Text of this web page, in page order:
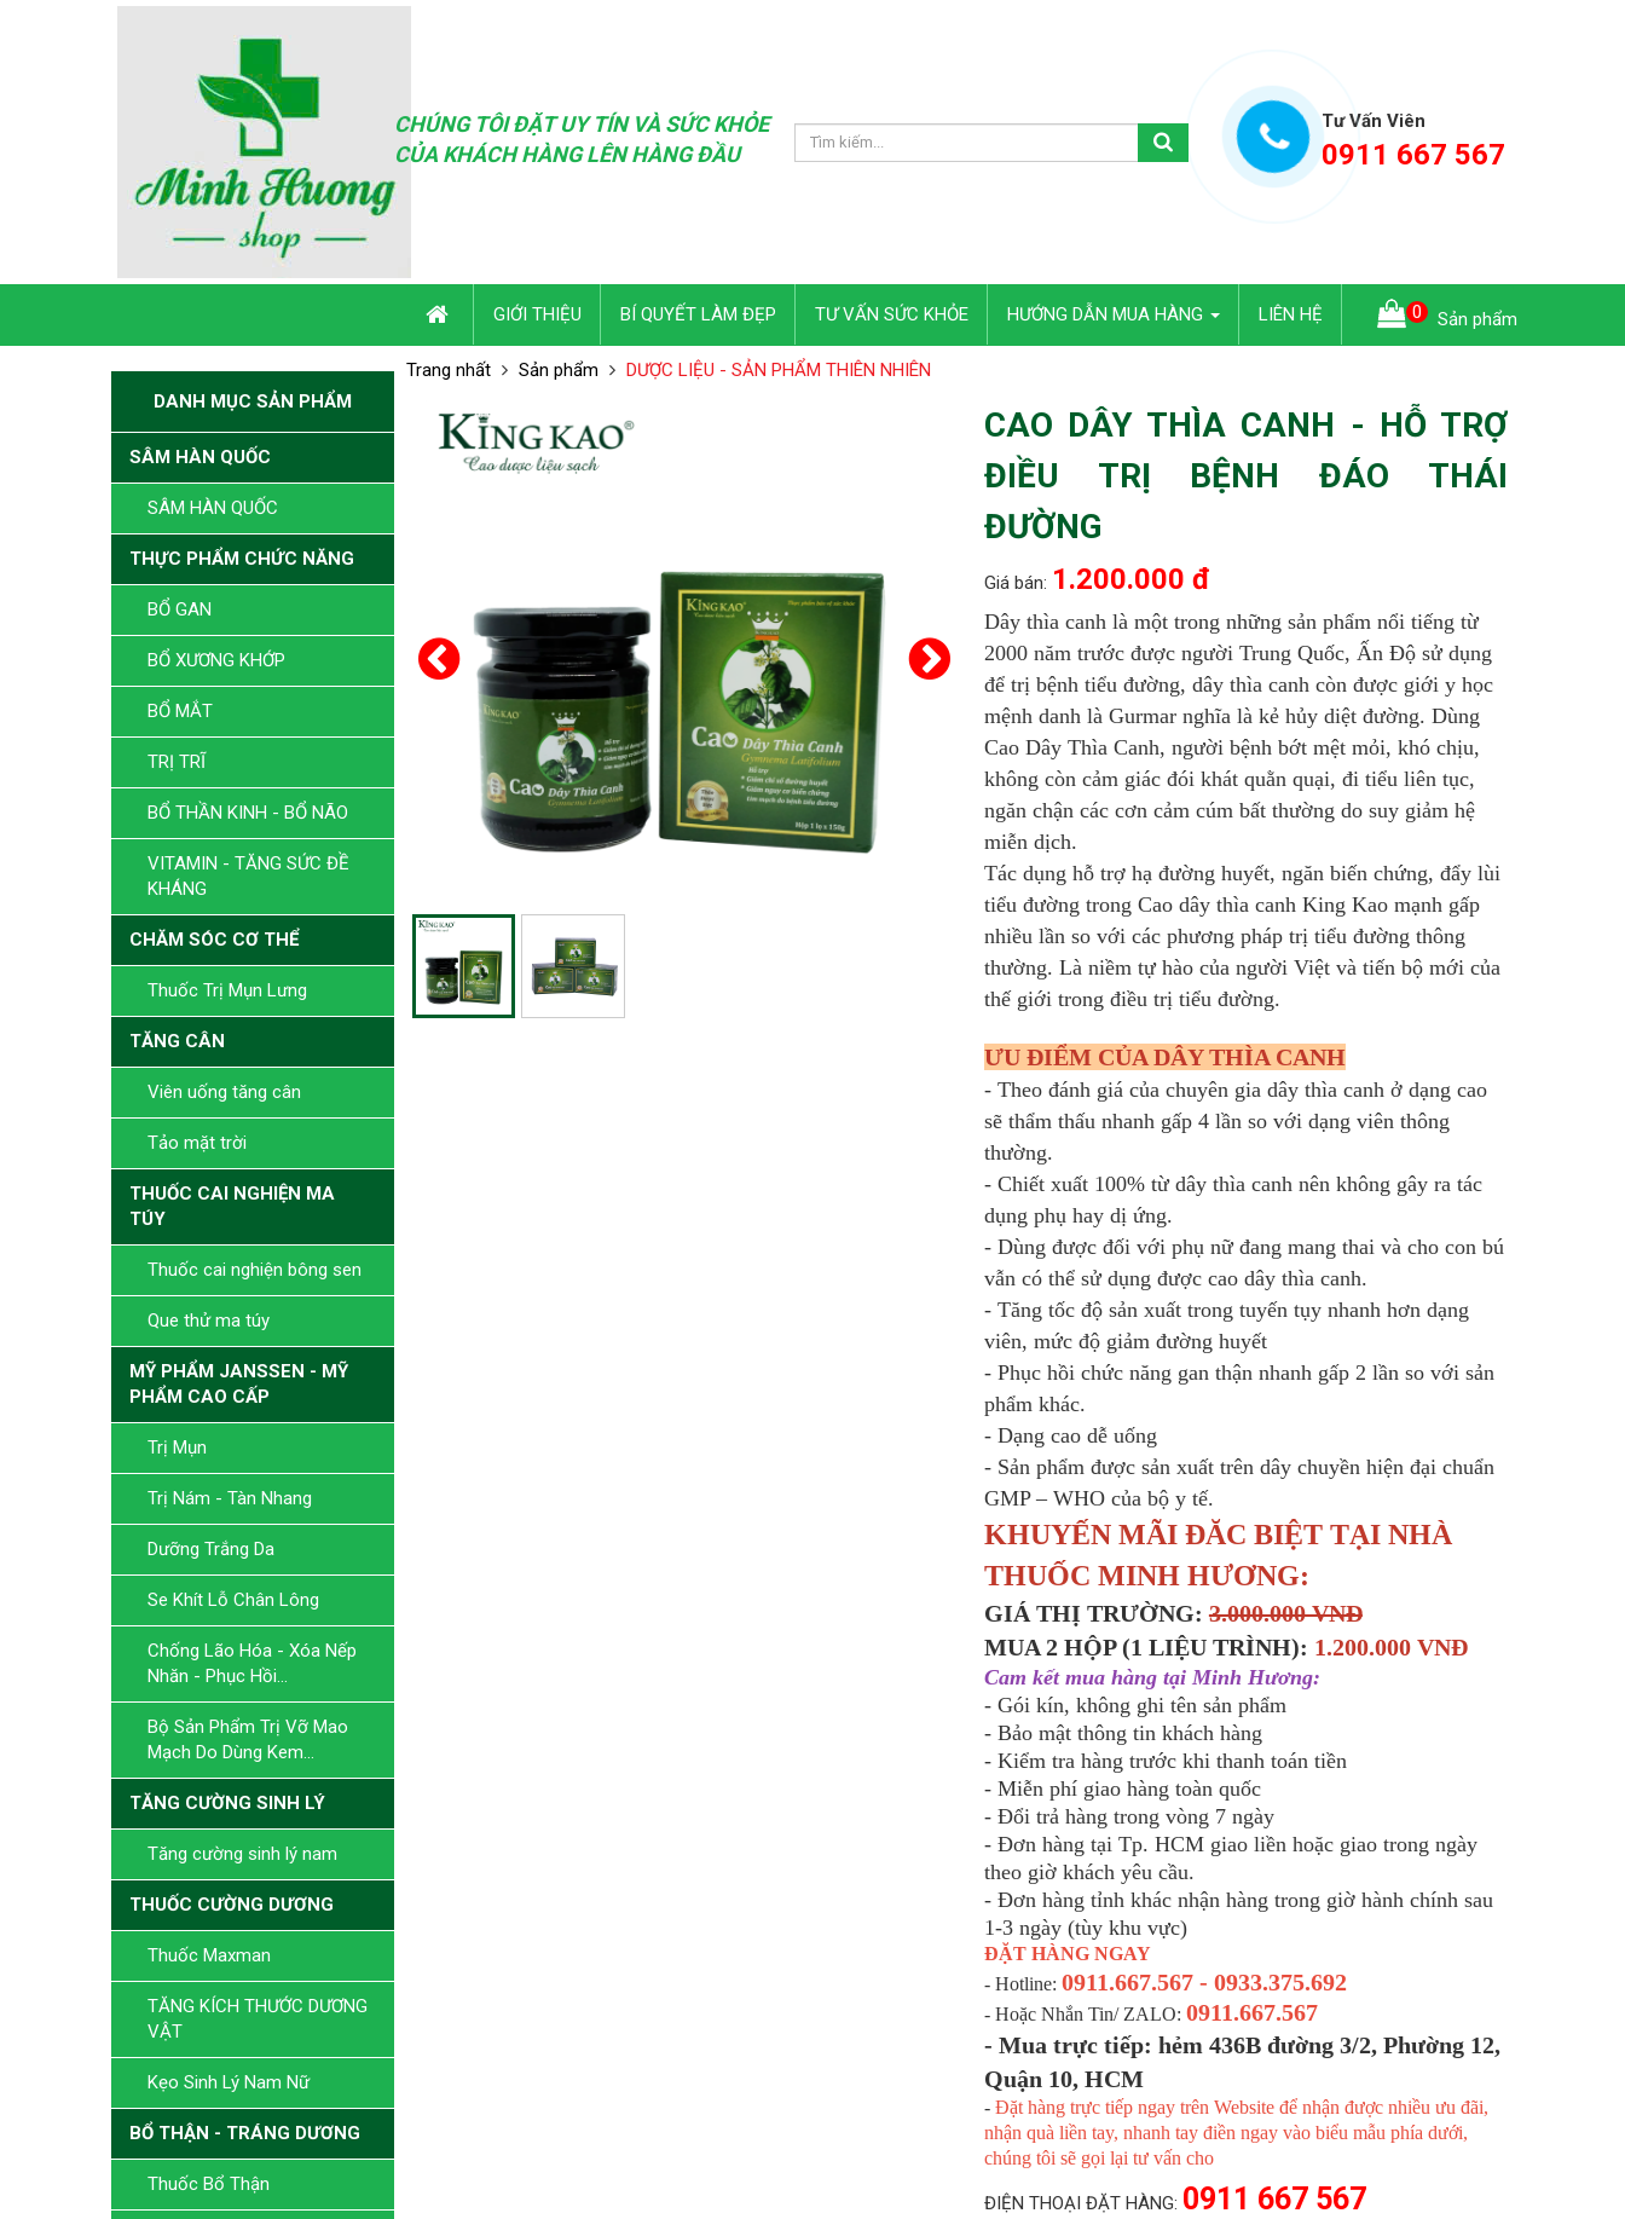
CHÚNG TÔI ĐẶT UY TÍN VÀ SỨC KHỎE
CỦA KHÁCH HÀNG LÊN HÀNG ĐẦU
Tư Vấn Viên
0911 667 567
GIỚI THIỆU BÍ QUYẾT LÀM ĐẸP TƯ VẤN SỨC KHỎE HƯỚNG DẪN MUA HÀNG LIÊN HỆ Sản phẩm
0
Trang nhất Sản phẩm DƯỢC LIỆU - SẢN PHẨM THIÊN NHIÊN
CAO DÂY THÌA CANH - HỖ TRỢ
ĐIỀU TRỊ BỆNH ĐÁO THÁI
ĐƯỜNG
Giá bán: 1.200.000 đ
Dây thìa canh là một trong những sản phẩm nổi tiếng từ
2000 năm trước được người Trung Quốc, Ấn Độ sử dụng
để trị bệnh tiểu đường, dây thìa canh còn được giới y học
mệnh danh là Gurmar nghĩa là kẻ hủy diệt đường. Dùng
Cao Dây Thìa Canh, người bệnh bớt mệt mỏi, khó chịu,
không còn cảm giác đói khát quằn quại, đi tiểu liên tục,
ngăn chận các cơn cảm cúm bất thường do suy giảm hệ
miễn dịch.
Tác dụng hỗ trợ hạ đường huyết, ngăn biến chứng, đẩy lùi
tiểu đường trong Cao dây thìa canh King Kao mạnh gấp
nhiều lần so với các phương pháp trị tiểu đường thông
thường. Là niềm tự hào của người Việt và tiến bộ mới của
thế giới trong điều trị tiểu đường.
ƯU ĐIỂM CỦA DÂY THÌA CANH
- Theo đánh giá của chuyên gia dây thìa canh ở dạng cao
sẽ thẩm thấu nhanh gấp 4 lần so với dạng viên thông
thường.
- Chiết xuất 100% từ dây thìa canh nên không gây ra tác
dụng phụ hay dị ứng.
- Dùng được đối với phụ nữ đang mang thai và cho con bú
vẫn có thể sử dụng được cao dây thìa canh.
- Tăng tốc độ sản xuất trong tuyến tụy nhanh hơn dạng
viên, mức độ giảm đường huyết
- Phục hồi chức năng gan thận nhanh gấp 2 lần so với sản
phẩm khác.
- Dạng cao dễ uống
- Sản phẩm được sản xuất trên dây chuyền hiện đại chuẩn
GMP – WHO của bộ y tế.
KHUYẾN MÃI ĐĂC BIỆT TẠI NHÀ
THUỐC MINH HƯƠNG:
GIÁ THỊ TRƯỜNG: 3.000.000 VNĐ
MUA 2 HỘP (1 LIỆU TRÌNH): 1.200.000 VNĐ
Cam kết mua hàng tại Minh Hương:
- Gói kín, không ghi tên sản phẩm
- Bảo mật thông tin khách hàng
- Kiểm tra hàng trước khi thanh toán tiền
- Miễn phí giao hàng toàn quốc
- Đổi trả hàng trong vòng 7 ngày
- Đơn hàng tại Tp. HCM giao liền hoặc giao trong ngày
theo giờ khách yêu cầu.
- Đơn hàng tỉnh khác nhận hàng trong giờ hành chính sau
1-3 ngày (tùy khu vực)
ĐẶT HÀNG NGAY
- Hotline: 0911.667.567 - 0933.375.692
- Hoặc Nhắn Tin/ ZALO: 0911.667.567
- Mua trực tiếp: hẻm 436B đường 3/2, Phường 12,
Quận 10, HCM
- Đặt hàng trực tiếp ngay trên Website để nhận được nhiều ưu đãi,
nhận quà liền tay, nhanh tay điền ngay vào biểu mẫu phía dưới,
chúng tôi sẽ gọi lại tư vấn cho
ĐIỆN THOẠI ĐẶT HÀNG: 0911 667 567
DANH MỤC SẢN PHẨM
SÂM HÀN QUỐC
SÂM HÀN QUỐC
THỰC PHẨM CHỨC NĂNG
BỔ GAN
BỔ XƯƠNG KHỚP
BỔ MẮT
TRỊ TRĨ
BỔ THẦN KINH - BỔ NÃO
VITAMIN - TĂNG SỨC ĐỀ
KHÁNG
CHĂM SÓC CƠ THỂ
Thuốc Trị Mụn Lưng
TĂNG CÂN
Viên uống tăng cân
Tảo mặt trời
THUỐC CAI NGHIỆN MA
TÚY
Thuốc cai nghiện bông sen
Que thử ma túy
MỸ PHẨM JANSSEN - MỸ
PHẨM CAO CẤP
Trị Mụn
Trị Nám - Tàn Nhang
Dưỡng Trắng Da
Se Khít Lỗ Chân Lông
Chống Lão Hóa - Xóa Nếp
Nhăn - Phục Hồi...
Bộ Sản Phẩm Trị Vỡ Mao
Mạch Do Dùng Kem...
TĂNG CƯỜNG SINH LÝ
Tăng cường sinh lý nam
THUỐC CƯỜNG DƯƠNG
Thuốc Maxman
TĂNG KÍCH THƯỚC DƯƠNG
VẬT
Kẹo Sinh Lý Nam Nữ
BỔ THẬN - TRÁNG DƯƠNG
Thuốc Bổ Thận